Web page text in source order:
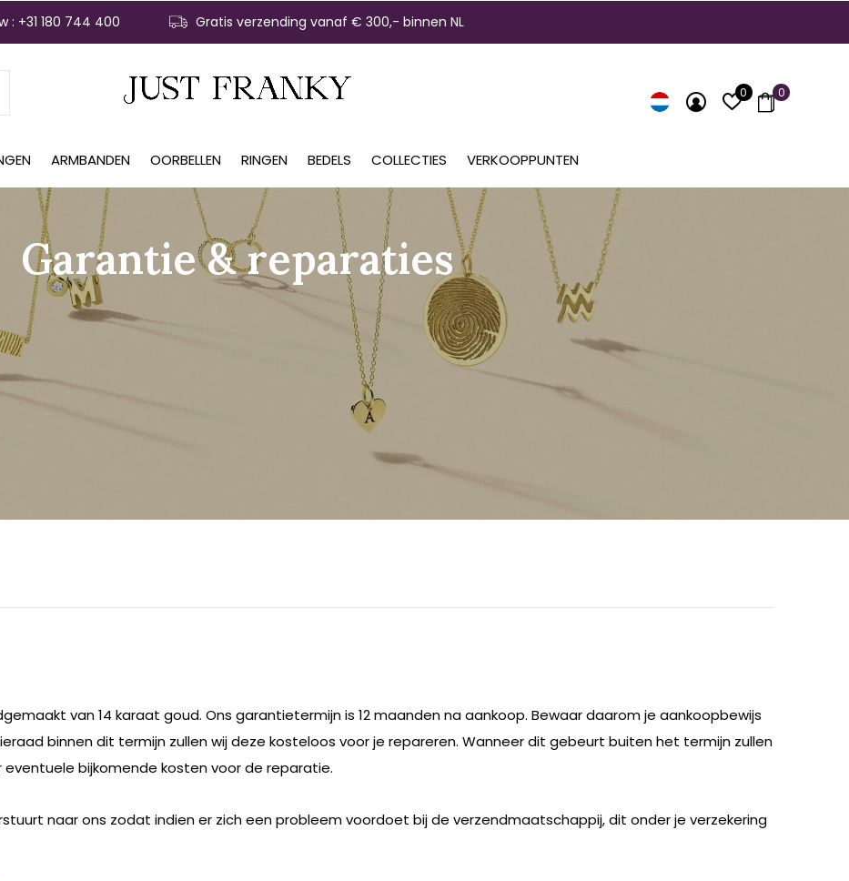
ARMBANDEN OORBELLEN RINGEN BEDELS COLLECTIES VERKOOPPUNTEN
0 0
: +31 180 744 400 Gratis verzending vanaf € 300,- binnen NL
Garantie & reparaties
van 14 karaat goud. Ons garantietermijn is 12 maanden na aankoop. Bewaar daarom je aankoopbewijs
binnen dit termijn zullen wij deze kosteloos voor je repareren. Wanneer dit gebeurt buiten het termijn zullen
bijkomende kosten voor de reparatie.
naar ons zodat indien er zich een probleem voordoet bij de verzendmaatschappij, dit onder je verzekering